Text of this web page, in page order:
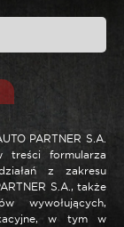
PARTNER S.A.
treści formularza
z zakresu
S.A., także
wywołujących,
w tym w